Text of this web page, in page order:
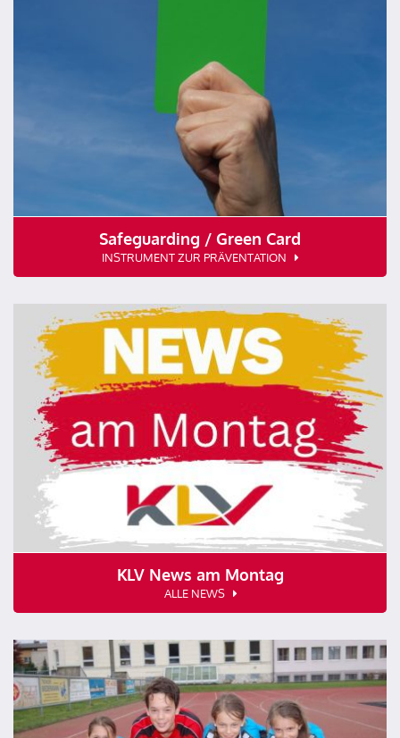
Safeguarding / Green Card
INSTRUMENT ZUR PRÄVENTATION
KLV News am Montag
ALLE NEWS